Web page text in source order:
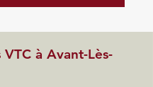
VTC à Avant-Lès-